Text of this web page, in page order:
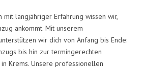
mit langjähriger Erfahrung wissen wir,
ankommt. Mit unserem
wir dich von Anfang bis Ende:
bis hin zur termingerechten
Krems. Unsere professionellen